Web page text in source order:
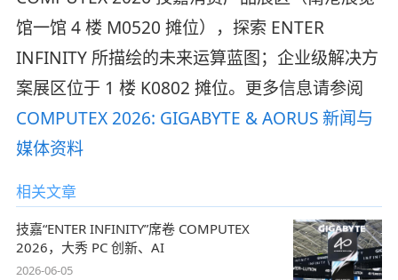
馆一馆 4 楼 M0520 摊位），探索 ENTER
INFINITY 所描绘的未来运算蓝图；企业级解决方
案展区位于 1 楼 K0802 摊位。更多信息请参阅
COMPUTEX 2026: GIGABYTE & AORUS 新闻与
媒体资料
相关文章
技嘉“ENTER INFINITY”席卷 COMPUTEX
2026，大秀 PC 创新、AI
2026-06-05